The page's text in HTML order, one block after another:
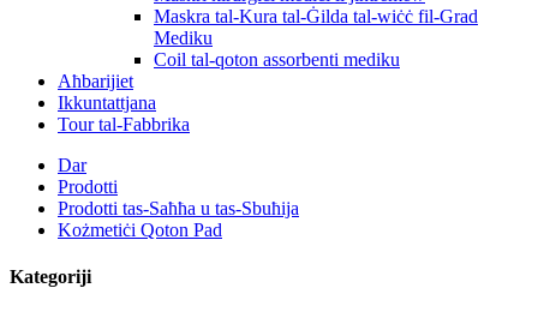
Maskra tal-Kura tal-Ġilda tal-wiċċ fil-Grad
Mediku
Coil tal-qoton assorbenti mediku
Aħbarijiet
Ikkuntattjana
Tour tal-Fabbrika
Dar
Prodotti
Prodotti tas-Saħħa u tas-Sbuħija
Kożmetiċi Qoton Pad
Kategoriji